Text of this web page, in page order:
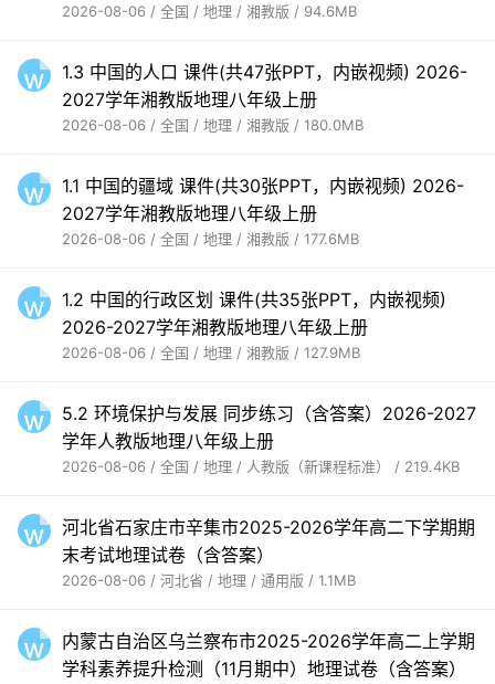
2026-08-06 / 全国 / 地理 / 湘教版 / 94.6MB
1.3 中国的人口 课件(共47张PPT，内嵌视频) 2026-
2027学年湘教版地理八年级上册
2026-08-06 / 全国 / 地理 / 湘教版 / 180.0MB
1.1 中国的疆域 课件(共30张PPT，内嵌视频) 2026-
2027学年湘教版地理八年级上册
2026-08-06 / 全国 / 地理 / 湘教版 / 177.6MB
1.2 中国的行政区划 课件(共35张PPT，内嵌视频)
2026-2027学年湘教版地理八年级上册
2026-08-06 / 全国 / 地理 / 湘教版 / 127.9MB
5.2 环境保护与发展 同步练习（含答案）2026-2027
学年人教版地理八年级上册
2026-08-06 / 全国 / 地理 / 人教版（新课程标准） / 219.4KB
河北省石家庄市辛集市2025-2026学年高二下学期期
末考试地理试卷（含答案）
2026-08-06 / 河北省 / 地理 / 通用版 / 1.1MB
内蒙古自治区乌兰察布市2025-2026学年高二上学期
学科素养提升检测（11月期中）地理试卷（含答案）